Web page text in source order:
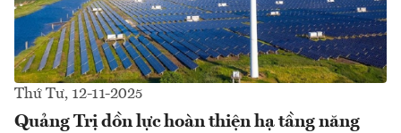
Thứ Tư, 12-11-2025
Quảng Trị dồn lực hoàn thiện hạ tầng năng